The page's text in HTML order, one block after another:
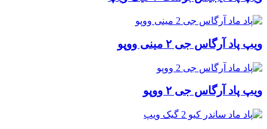
ویپ پاد آرگاس جی ۲ مینی ووپو
ویپ پاد آرگاس جی ۲ ووپو